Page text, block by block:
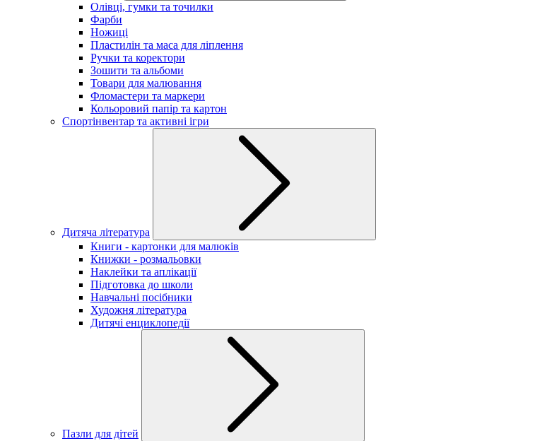
Олівці, гумки та точилки
Фарби
Ножиці
Пластилін та маса для ліплення
Ручки та коректори
Зошити та альбоми
Товари для малювання
Фломастери та маркери
Кольоровий папір та картон
Спортінвентар та активні ігри
Дитяча література
Книги - картонки для малюків
Книжки - розмальовки
Наклейки та аплікації
Підготовка до школи
Навчальні посібники
Художня література
Дитячі енциклопедії
Пазли для дітей